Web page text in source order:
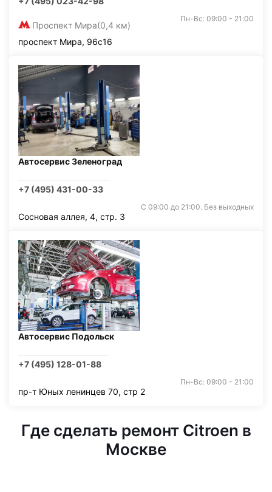
Проспект Мира(0,4 км)
Пн-Вс: 09:00 - 21:00
проспект Мира, 96с16
Автосервис Зеленоград
+7 (495) 431-00-33
С 09:00 до 21:00. Без выходных
Сосновая аллея, 4, стр. 3
Автосервис Подольск
+7 (495) 128-01-88
Пн-Вс: 09:00 - 21:00
пр-т Юных ленинцев 70, стр 2
Где сделать ремонт Citroen в
Москве